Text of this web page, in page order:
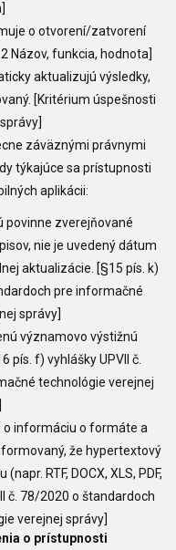
o otvorení/zatvorení
Názov, funkcia, hodnota]
aktualizujú výsledky,
[Kritérium úspešnosti
záväznými právnymi
týkajúce sa prístupnosti
aplikácii:
povinne zverejňované
nie je uvedený dátum
aktualizácie. [§15 pís. k)
pre informačné
správy]
významovo výstižnú
pís. f) vyhlášky UPVII č.
technológie verejnej
o informáciu o formáte a
že hypertextový
RTF, DOCX, XLS, PDF,
č. 78/2020 o štandardoch
verejnej správy]
o prístupnosti